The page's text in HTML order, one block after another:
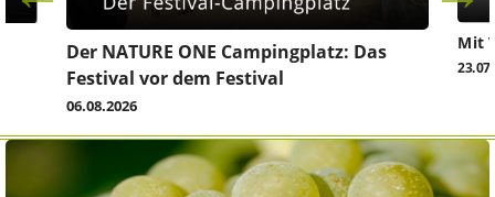
Der NATURE ONE Campingplatz: Das
Festival vor dem Festival
06.08.2026
Mit